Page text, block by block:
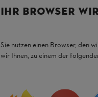
IHR BROWSER
Sie nutzen einen Browser, den
wir Ihnen, zu einem der